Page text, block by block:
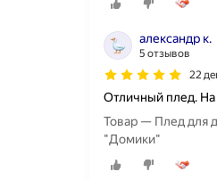
александр к.
5 отзывов
22
Отличный плед. На
Товар — Плед для
"Домики"